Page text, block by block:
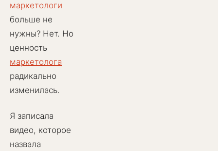
маркетологи
больше не
нужны? Нет. Но
ценность
маркетолога
радикально
изменилась.
Я записала
видео, которое
назвала